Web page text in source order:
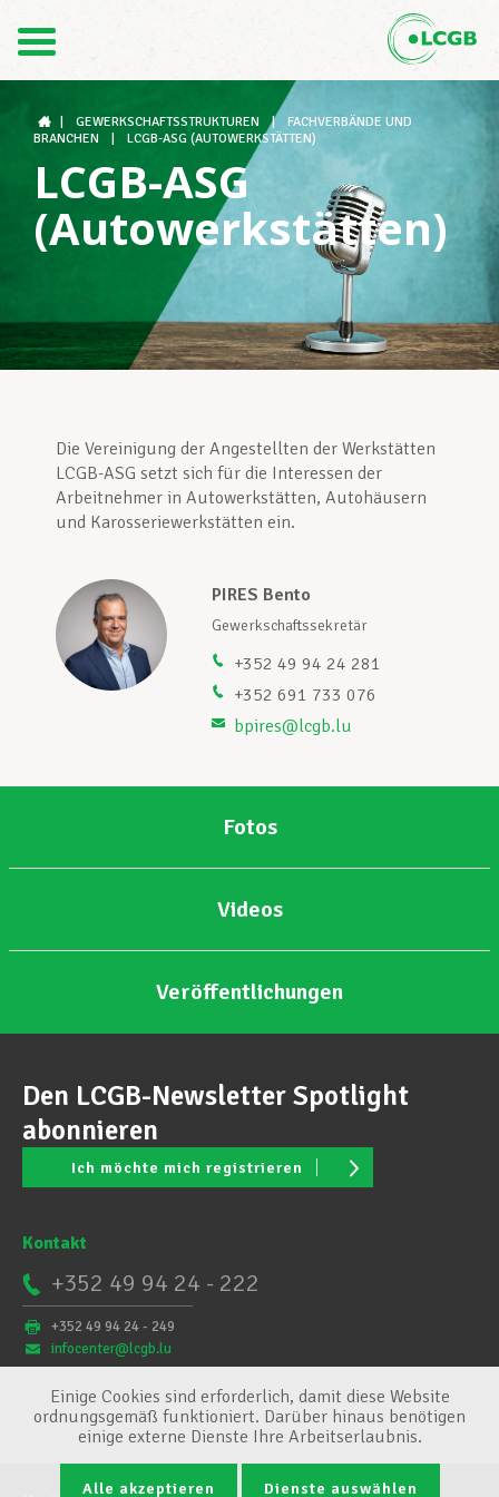
FR
Der LCGB
Gewerkschaftsstrukturen
Unterstützung im Arbeitsalltag
Ihre Rechte
Berufliche Weiterentwicklung
Mitglied werden
GEWERKSCHAFTSSTRUKTUREN |
FACHVERBÄNDE UND
BRANCHEN
LCGB-ASG (AUTOWERKSTÄTTEN)
LCGB-ASG
(Autowerkstätten)
Die Vereinigung der Angestellten der Werkstätten
LCGB-ASG setzt sich für die Interessen der
Arbeitnehmer in Autowerkstätten, Autohäusern
und Karosseriewerkstätten ein.
PIRES Bento
Gewerkschaftssekretär
+352 49 94 24 281
+352 691 733 076
bpires@lcgb.lu
Fotos
Videos
Veröffentlichungen
Den LCGB-Newsletter Spotlight
abonnieren
Ich möchte mich registrieren
Kontakt
+352 49 94 24 - 222
+352 49 94 24 - 249
infocenter@lcgb.lu
Einige Cookies sind erforderlich, damit diese Website
ordnungsgemäß funktioniert. Darüber hinaus benötigen
einige externe Dienste Ihre Arbeitserlaubnis.
Alle akzeptieren Dienste auswählen